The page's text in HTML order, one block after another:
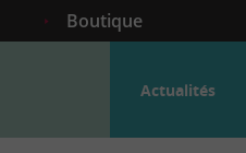
Boutique
Actualités